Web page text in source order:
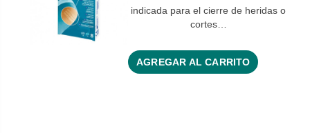
indicada para el cierre de heridas o
cortes…
AGREGAR AL CARRITO